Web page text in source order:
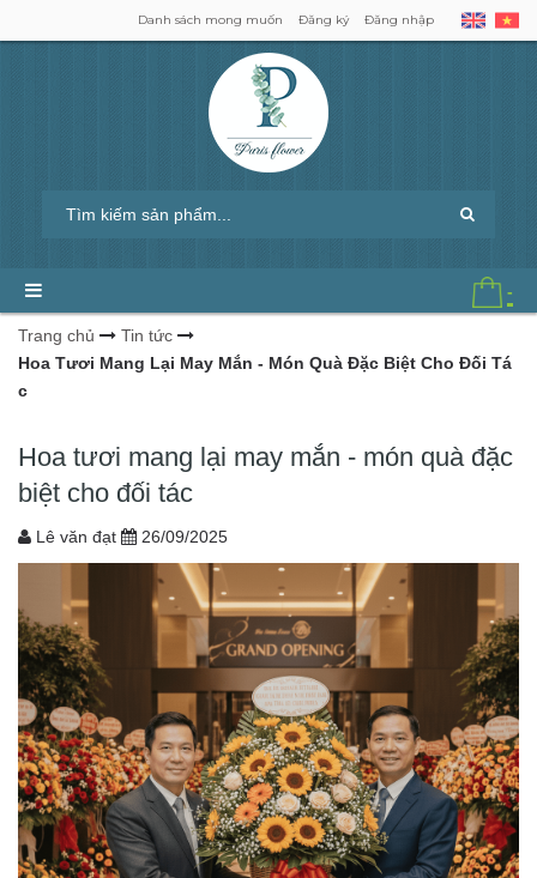
Danh sách mong muốn Đăng ký Đăng nhập
-
Trang chủ
Tin tức
Hoa Tươi Mang Lại May Mắn - Món Quà Đặc Biệt Cho Đối Tá
c
Hoa tươi mang lại may mắn - món quà đặc
biệt cho đối tác
Lê văn đạt 26/09/2025